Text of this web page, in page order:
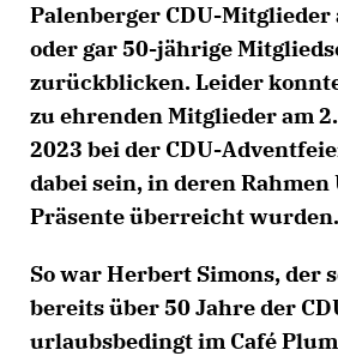
Palenberger CDU-Mitglieder
oder gar 50-jährige
zurückblicken. Leider
zu ehrenden Mitglieder am
2023 bei der CDU-
dabei sein, in deren
Präsente überreicht wurden.
So war Herbert Simons, der
bereits über 50 Jahre der
urlaubsbedingt im Café